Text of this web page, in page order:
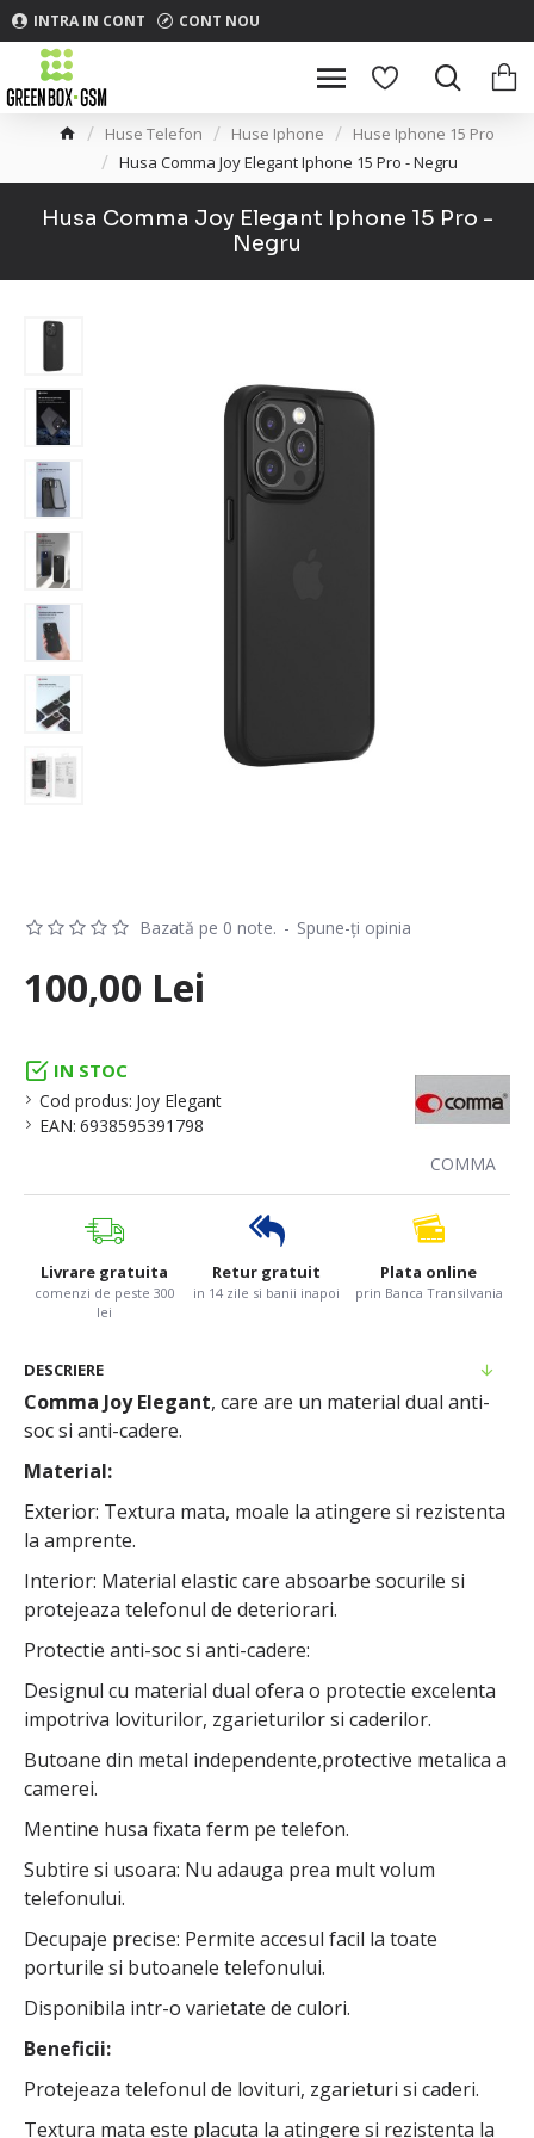
INTRA IN CONT CONT NOU
Huse Telefon Huse Iphone
Huse Iphone 15 Pro
Husa Comma Joy Elegant Iphone 15 Pro - Negru
Husa Comma Joy Elegant Iphone 15 Pro -
Negru
IN STOC
Cod produs: Joy Elegant
EAN: 6938595391798
COMMA
Bazată pe 0 note. - Spune-ţi opinia
100,00 Lei
Livrare gratuita
comenzi de peste 300
lei
Retur gratuit
in 14 zile si banii inapoi
Plata online
prin Banca Transilvania
DESCRIERE
Comma Joy Elegant, care are un material dual anti-
soc si anti-cadere.
Material:
Exterior: Textura mata, moale la atingere si rezistenta
la amprente.
Interior: Material elastic care absoarbe socurile si
protejeaza telefonul de deteriorari.
Protectie anti-soc si anti-cadere:
Designul cu material dual ofera o protectie excelenta
impotriva loviturilor, zgarieturilor si caderilor.
Butoane din metal independente,protective metalica a
camerei.
Mentine husa fixata ferm pe telefon.
Subtire si usoara: Nu adauga prea mult volum
telefonului.
Decupaje precise: Permite accesul facil la toate
porturile si butoanele telefonului.
Disponibila intr-o varietate de culori.
Beneficii:
Protejeaza telefonul de lovituri, zgarieturi si caderi.
Textura mata este placuta la atingere si rezistenta la